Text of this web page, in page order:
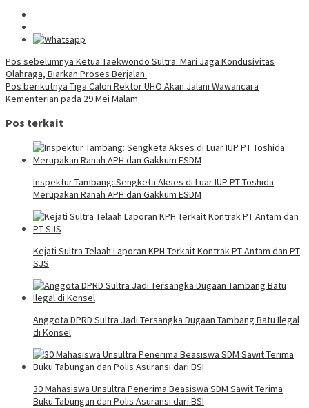
Navigasi
pos
Pos sebelumnya Ketua Taekwondo Sultra: Mari Jaga Kondusivitas
Olahraga, Biarkan Proses Berjalan
Pos berikutnya Tiga Calon Rektor UHO Akan Jalani Wawancara
Kementerian pada 29 Mei Malam
Pos terkait
Inspektur Tambang: Sengketa Akses di Luar IUP PT Toshida
Merupakan Ranah APH dan Gakkum ESDM
Kejati Sultra Telaah Laporan KPH Terkait Kontrak PT Antam dan PT
SJS
Anggota DPRD Sultra Jadi Tersangka Dugaan Tambang Batu Ilegal
di Konsel
30 Mahasiswa Unsultra Penerima Beasiswa SDM Sawit Terima
Buku Tabungan dan Polis Asuransi dari BSI